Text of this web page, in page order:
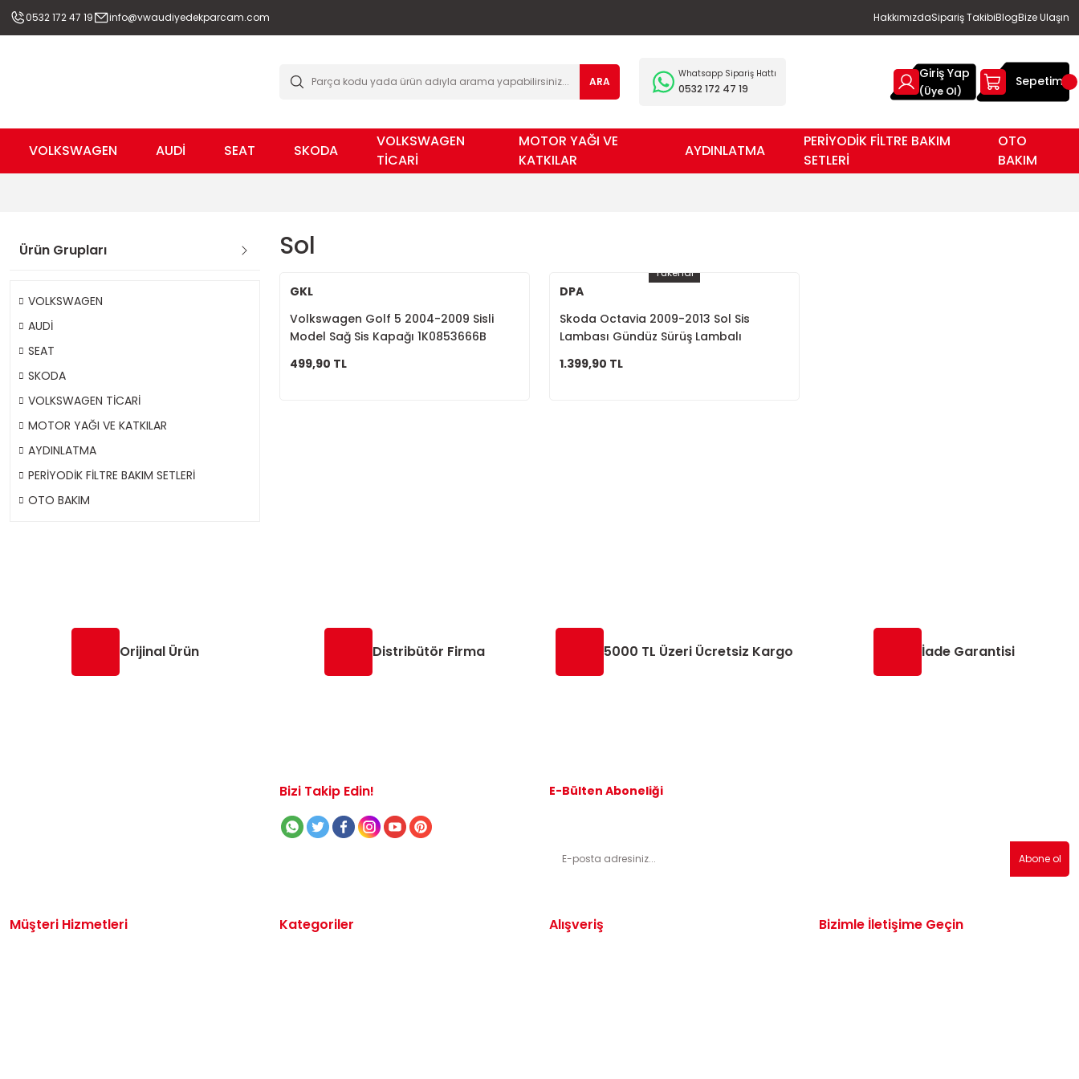
0532 172 47 19 info@vwaudiyedekparcam.com HakkımızdaSipariş TakibiBlogBize Ulaşın
ARA
Whatsapp Sipariş Hattı
0532 172 47 19
Giriş Yap
(Üye Ol)
Sepetim
VOLKSWAGEN AUDİ SEAT SKODA
VOLKSWAGEN
TİCARİ
MOTOR YAĞI VE
KATKILAR
AYDINLATMA
PERİYODİK FİLTRE BAKIM
SETLERİ
OTO
BAKIM
Ürün Grupları
VOLKSWAGEN
AUDİ
SEAT
SKODA
VOLKSWAGEN TİCARİ
MOTOR YAĞI VE KATKILAR
AYDINLATMA
PERİYODİK FİLTRE BAKIM SETLERİ
OTO BAKIM
Sol
GKL
Volkswagen Golf 5 2004-2009 Sisli
Model Sağ Sis Kapağı 1K0853666B
499,90 TL
Tükendi
DPA
Skoda Octavia 2009-2013 Sol Sis
Lambası Gündüz Sürüş Lambalı
1.399,90 TL
Orijinal Ürün Distribütör Firma 5000 TL Üzeri Ücretsiz Kargo İade Garantisi
Bizi Takip Edin! E-Bülten Aboneliği
Abone ol
Müşteri Hizmetleri Kategoriler Alışveriş Bizimle İletişime Geçin